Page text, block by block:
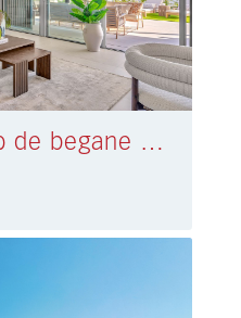
Appartement op de begane grond Marbella € 1.695.000,-